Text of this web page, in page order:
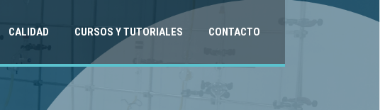
CALIDAD CURSOS Y TUTORIALES CONTACTO